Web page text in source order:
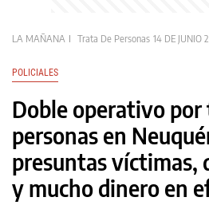
LA MAÑANA Trata De Personas 14 DE JUNIO
POLICIALES
Doble operativo
personas en
presuntas víctimas,
y mucho dinero en